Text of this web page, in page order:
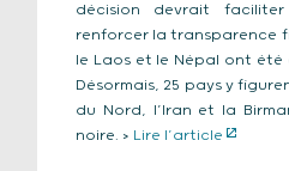
décision devrait
renforcer la transparence
le Laos et le Népal ont été
Désormais, 25 pays y
du Nord, l’Iran et la
noire. > Lire l’article